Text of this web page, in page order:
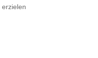
erzielen